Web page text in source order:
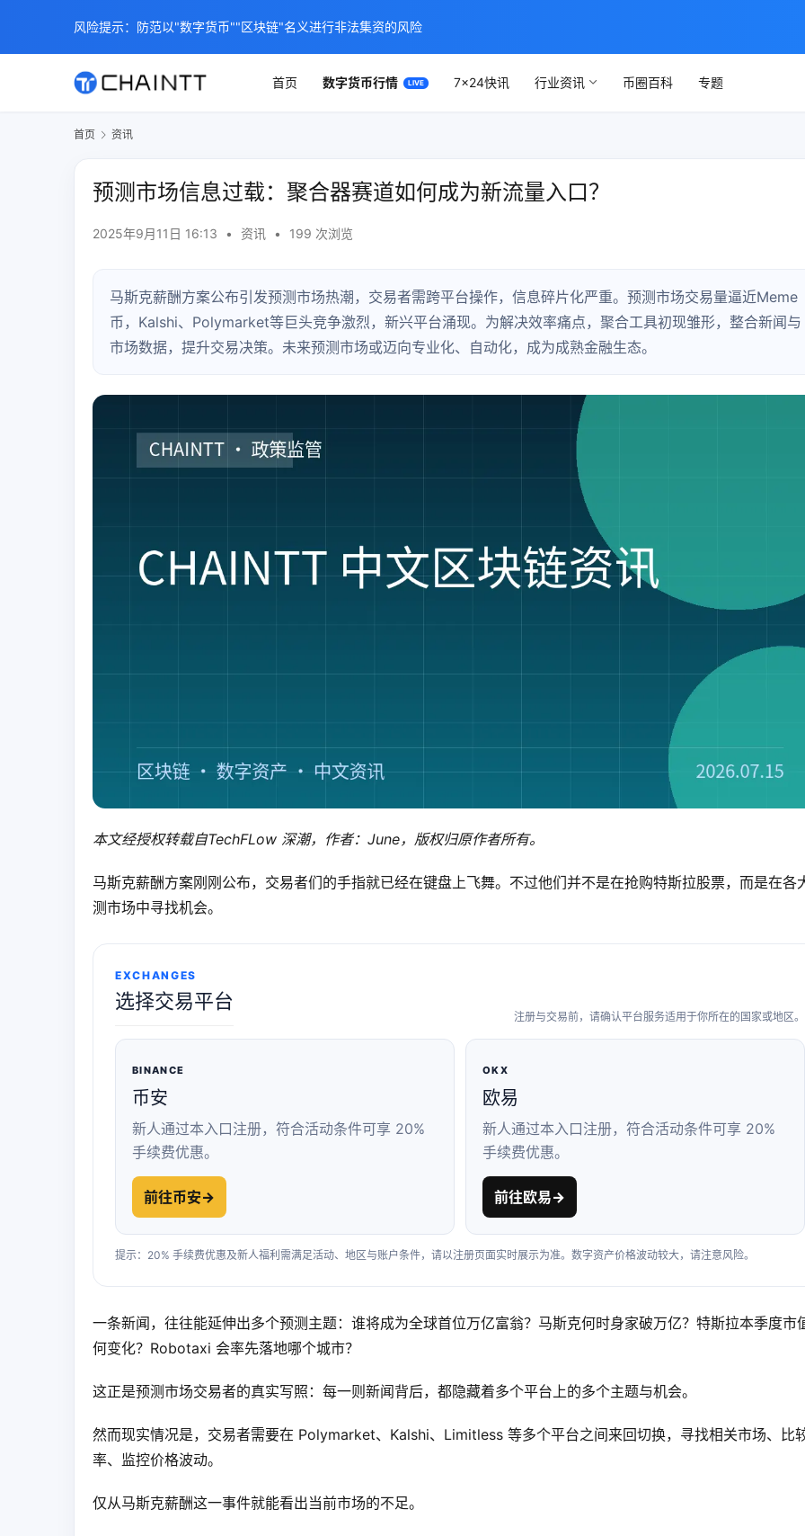
首页 数字货币行情 7×24快讯 行业资讯 币圈百科 专题
首页 资讯
预测市场信息过载：聚合器赛道如何成为新流量入口？
2025年9月11日 16:13 • 资讯 • 199 次浏览
马斯克薪酬方案公布引发预测市场热潮，交易者需跨平台操作，信息碎片化严重。预测市场交易量逼近Meme
币，Kalshi、Polymarket等巨头竞争激烈，新兴平台涌现。为解决效率痛点，聚合工具初现雏形，整合新闻与
市场数据，提升交易决策。未来预测市场或迈向专业化、自动化，成为成熟金融生态。
本文经授权转载自TechFLow 深潮，作者：June，版权归原作者所有。
马斯克薪酬方案刚刚公布，交易者们的手指就已经在键盘上飞舞。不过他们并不是在抢购特斯拉股票，而是在各
测市场中寻找机会。
EXCHANGES
选择交易平台
注册与交易前，请确认平台服务适用于你所在的国家或地区。
BINANCE
币安
新人通过本入口注册，符合活动条件可享 20%
手续费优惠。
前往币安→
OKX
欧易
新人通过本入口注册，符合活动条件可享 20%
手续费优惠。
前往欧易→
提示：20% 手续费优惠及新人福利需满足活动、地区与账户条件，请以注册页面实时展示为准。数字资产价格波动较大，请注意风险。
一条新闻，往往能延伸出多个预测主题：谁将成为全球首位万亿富翁？马斯克何时身家破万亿？特斯拉本季度市
何变化？Robotaxi 会率先落地哪个城市？
这正是预测市场交易者的真实写照：每一则新闻背后，都隐藏着多个平台上的多个主题与机会。
然而现实情况是，交易者需要在 Polymarket、Kalshi、Limitless 等多个平台之间来回切换，寻找相关市场、比
率、监控价格波动。
仅从马斯克薪酬这一事件就能看出当前市场的不足。
风险提示：防范以"数字货币""区块链"名义进行非法集资的风险